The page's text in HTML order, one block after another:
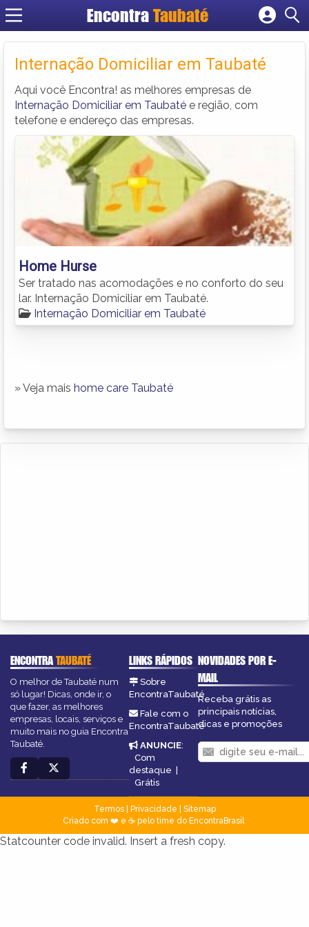
EncontraTaubaté
Cadastrar empresa
Criar conta
Internação Domiciliar em Taubaté
Aqui você Encontra! as melhores empresas de
Internação Domiciliar em Taubaté e região, com
telefone e endereço das empresas.
Home Hurse
Ser tratado nas acomodações e no conforto do seu
lar. Internação Domiciliar em Taubaté.
Internação Domiciliar em Taubaté
» Veja mais home care Taubaté
ENCONTRATAUBATÉ
O melhor de Taubaté num
só lugar! Dicas, onde ir, o
que fazer, as melhores
empresas, locais, serviços e
muito mais no guia Encontra
Taubaté.
LINKS RÁPIDOS
Sobre
EncontraTaubaté
Fale com o
EncontraTaubaté
ANUNCIE:
Com
destaque |
Grátis
NOVIDADES POR E-
MAIL
Receba grátis as
principais notícias,
dicas e promoções
Termos| Privacidade
Sitemap
Criado com ❤️ e ☕ pelo time do EncontraBrasil
Statcounter code invalid. Insert a fresh copy.